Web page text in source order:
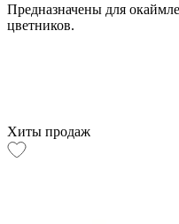
Предназначены для
цветников.
Хиты продаж